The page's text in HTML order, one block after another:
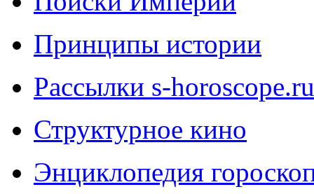
Принципы истории
Рассылки s-horoscope.ru
Структурное кино
Энциклопедия